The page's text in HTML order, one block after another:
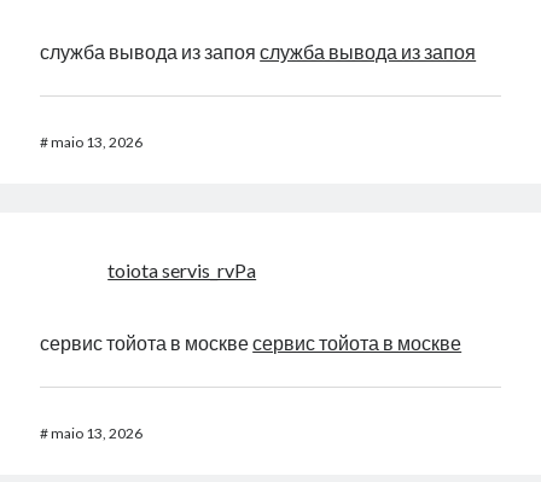
служба вывода из запояслужба вывода из запоя
#maio 13, 2026
toiota servis_rvPa
сервис тойота в москвесервис тойота в москве
#maio 13, 2026